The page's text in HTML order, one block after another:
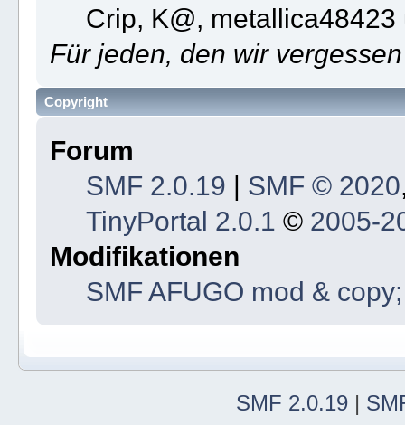
Crip, K@,
Für jeden, den wir
Copyright
Forum
SMF 2.0.19 | SMF © 2020
TinyPortal 2.0.1 © 2005-
Modifikationen
SMF AFUGO mod &
SMF 2.0.19|